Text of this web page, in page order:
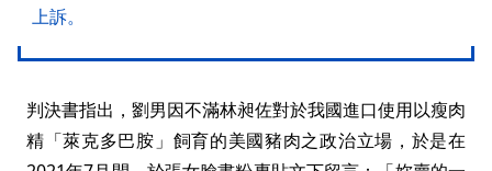
上訴。
判決書指出，劉男因不滿林昶佐對於我國進口使用以瘦肉
精「萊克多巴胺」飼育的美國豬肉之政治立場，於是在